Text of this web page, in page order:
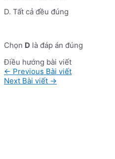
D. Tất cả đều đúng
Chọn D là đáp án đúng
Điều hướng bài viết
← Previous Bài viết
Next Bài viết →